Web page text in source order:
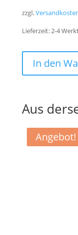
99,00 €
zzgl.
Lieferzeit:2-4
In den
Aus
Angebot!